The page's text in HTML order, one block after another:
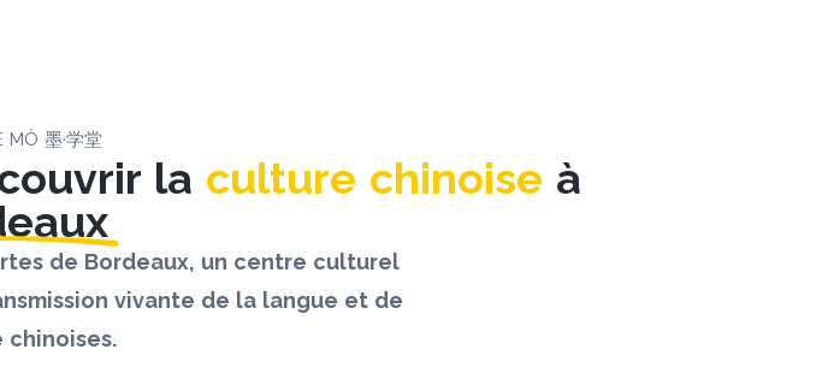
MÒ 墨·学堂
la culture chinoise à
de Bordeaux, un centre culturel
vivante de la langue et de